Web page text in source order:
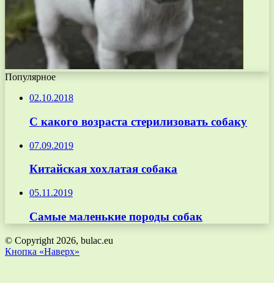
Популярное
02.10.2018
С какого возраста стерилизовать собаку
07.09.2019
Китайская хохлатая собака
05.11.2019
Самые маленькие породы собак
© Copyright 2026, bulac.eu
Кнопка «Наверх»